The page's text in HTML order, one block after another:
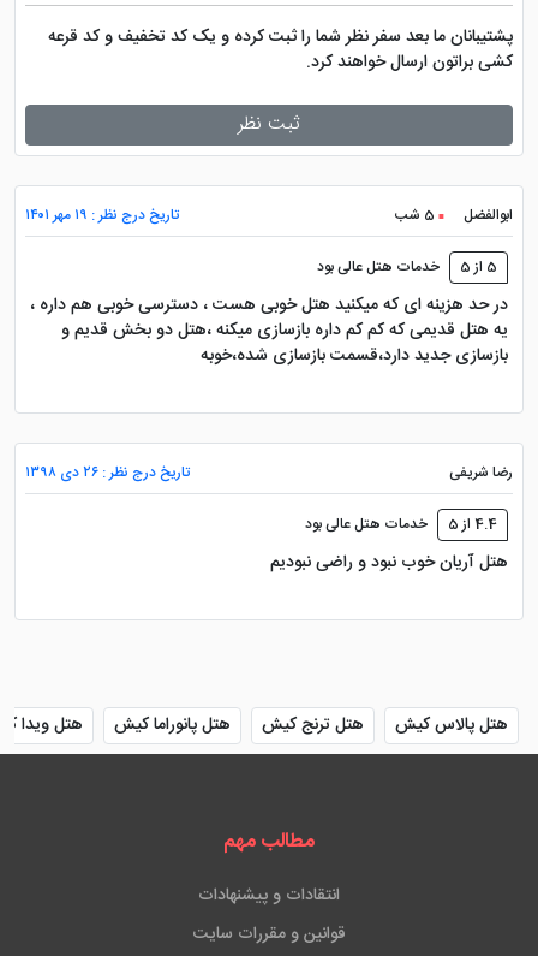
پشتیبانان ما بعد سفر نظر شما را ثبت کرده و یک کد تخفیف و کد قرعه
کشی براتون ارسال خواهند کرد.
ثبت نظر
ابوالفضل 5 شب تاریخ درج نظر : ۱۹ مهر ۱۴۰۱
5 از 5 خدمات هتل عالی بود
در حد هزینه ای که میکنید هتل خوبی هست ، دسترسی خوبی هم داره ،
یه هتل قدیمی که کم کم داره بازسازی میکنه ،هتل دو بخش قدیم و
بازسازی جدید دارد،قسمت بازسازی شده،خوبه
رضا شریفی تاریخ درج نظر : ۲۶ دی ۱۳۹۸
4.4 از 5 خدمات هتل عالی بود
هتل آریان خوب نبود و راضی نبودیم
هتل پالاس کیش هتل ترنج کیش هتل پانوراما کیش هتل ویدا
مطالب مهم
انتقادات و پیشنهادات
قوانین و مقررات سایت